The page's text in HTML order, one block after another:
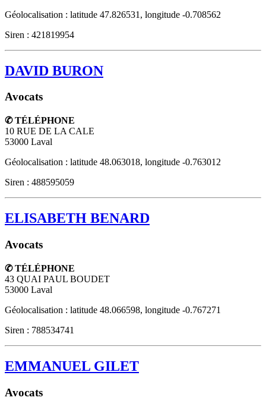
Géolocalisation : latitude 47.826531, longitude -0.708562
Siren : 421819954
DAVID BURON
Avocats
✆ TÉLÉPHONE
10 RUE DE LA CALE
53000 Laval
Géolocalisation : latitude 48.063018, longitude -0.763012
Siren : 488595059
ELISABETH BENARD
Avocats
✆ TÉLÉPHONE
43 QUAI PAUL BOUDET
53000 Laval
Géolocalisation : latitude 48.066598, longitude -0.767271
Siren : 788534741
EMMANUEL GILET
Avocats